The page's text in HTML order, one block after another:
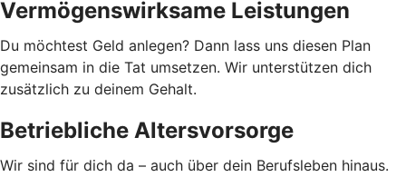
Vermögenswirksame Leistungen
Du möchtest Geld anlegen? Dann lass uns diesen Plan
gemeinsam in die Tat umsetzen. Wir unterstützen dich
zusätzlich zu deinem Gehalt.
Betriebliche Altersvorsorge
Wir sind für dich da – auch über dein Berufsleben hinaus.